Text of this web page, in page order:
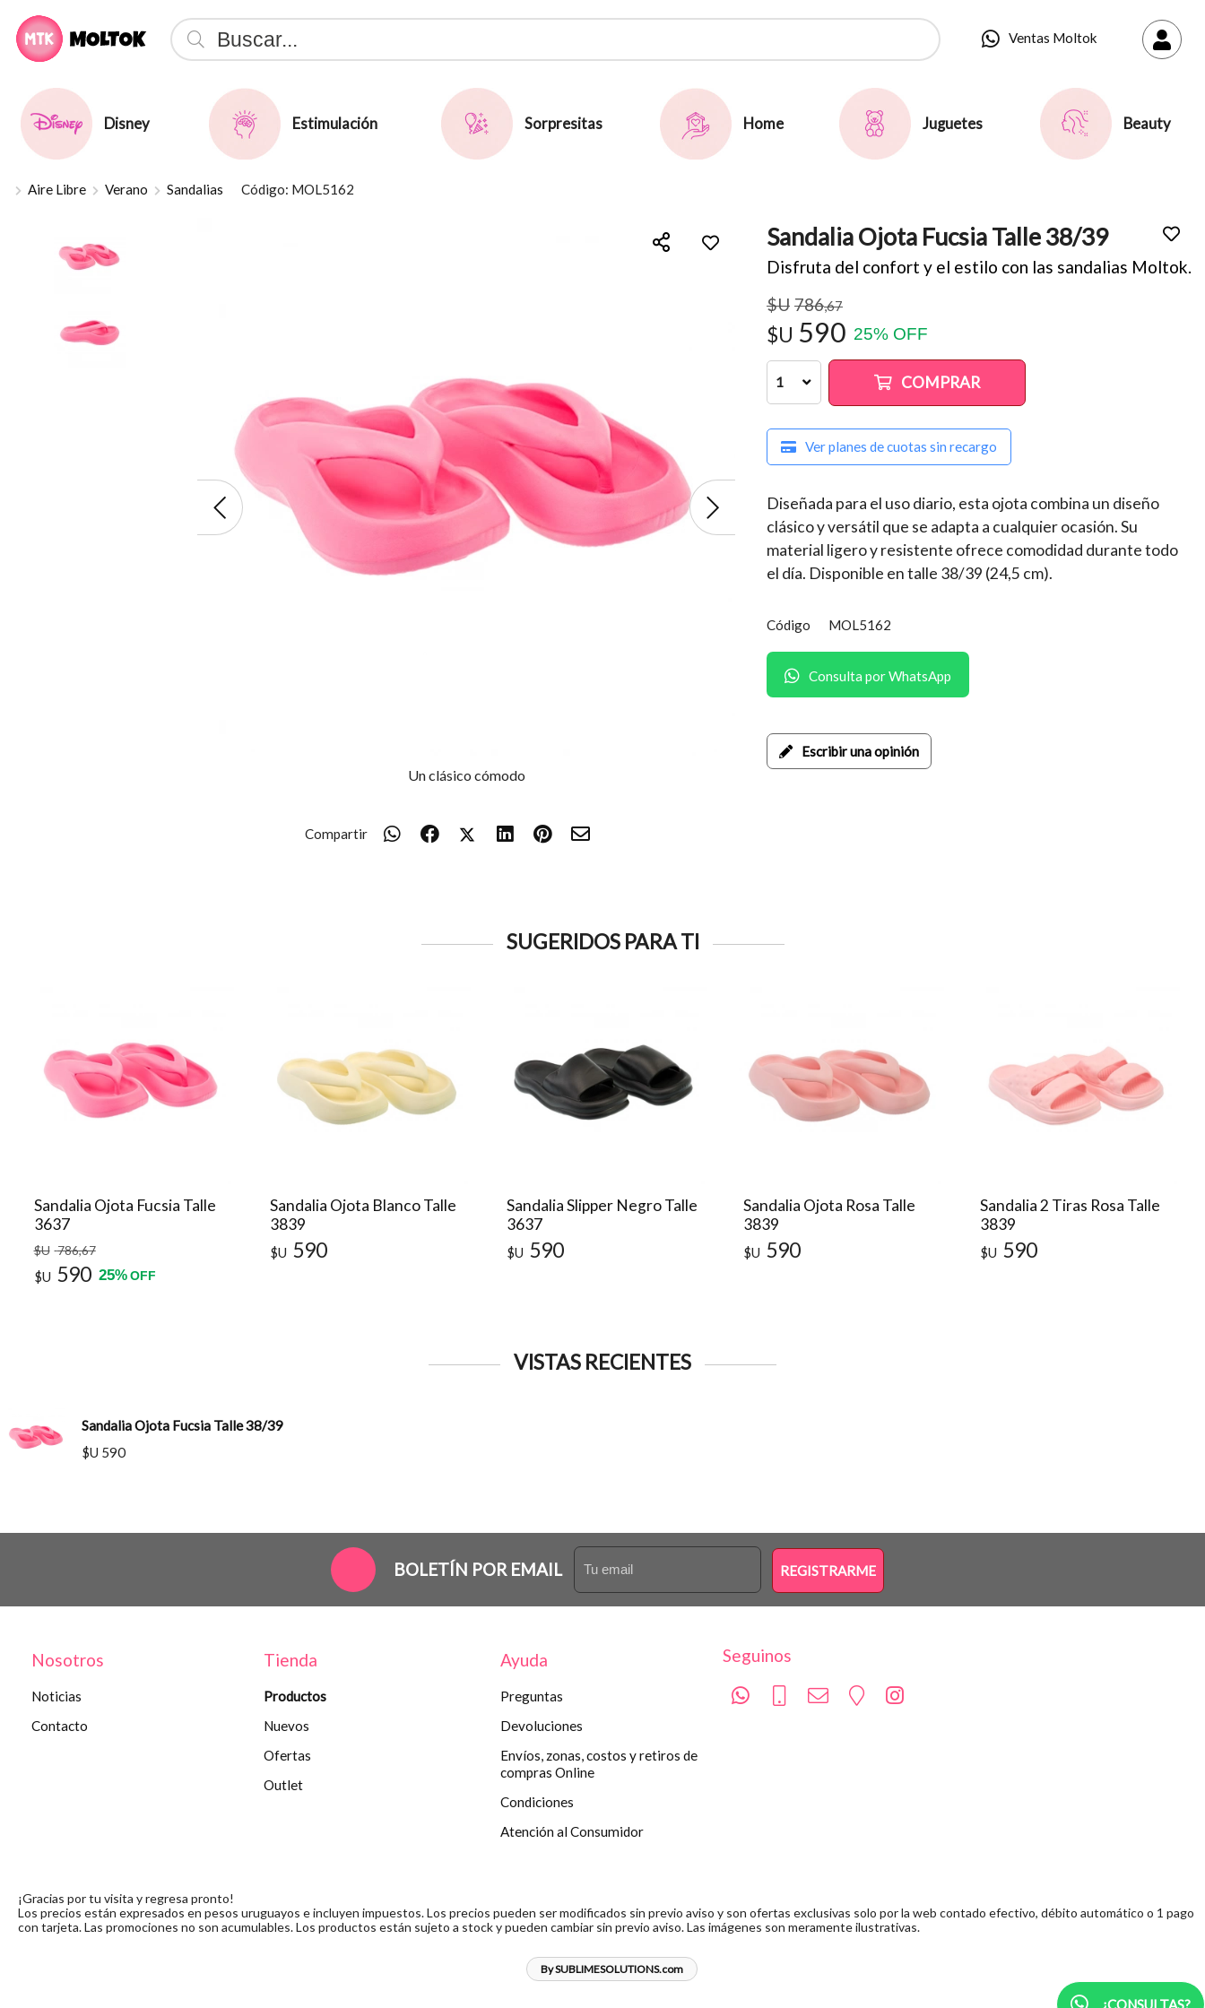
Compartir por email
Ventas Moltok
Disney Estimulación Sorpresitas Home Juguetes Beauty
¿CONSULTAS?
Aire Libre Verano Sandalias Código: MOL5162
Un clásico cómodo
Compartir
Sandalia Ojota Fucsia Talle 38/39
Disfruta del confort y el estilo con las sandalias Moltok.
$U 786,67
$U 590 25% OFF
1 COMPRAR
Ver planes de cuotas sin recargo
Diseñada para el uso diario, esta ojota combina un diseño
clásico y versátil que se adapta a cualquier ocasión. Su
material ligero y resistente ofrece comodidad durante todo
el día. Disponible en talle 38/39 (24,5 cm).
Código MOL5162
Consulta por WhatsApp
Escribir una opinión
SUGERIDOS PARA TI
Sandalia Ojota Fucsia Talle
3637
$U 786,67
$U 590 25% OFF
Sandalia Ojota Blanco Talle
3839
$U 590
Sandalia Slipper Negro Talle
3637
$U 590
Sandalia Ojota Rosa Talle
3839
$U 590
Sandalia 2 Tiras Rosa Talle
3839
$U 590
VISTAS RECIENTES
Sandalia Ojota Fucsia Talle 38/39
$U 590
BOLETÍN POR EMAIL REGISTRARME
Nosotros
Noticias
Contacto
Tienda
Productos
Nuevos
Ofertas
Outlet
Ayuda
Preguntas
Devoluciones
Envíos, zonas, costos y retiros de
compras Online
Condiciones
Atención al Consumidor
Seguinos
¡Gracias por tu visita y regresa pronto!
Los precios están expresados en pesos uruguayos e incluyen impuestos. Los precios pueden ser modificados sin previo aviso y son ofertas exclusivas solo por la web contado efectivo, débito automático o 1 pago
con tarjeta. Las promociones no son acumulables. Los productos están sujeto a stock y pueden cambiar sin previo aviso. Las imágenes son meramente ilustrativas.
By SUBLIMESOLUTIONS.com